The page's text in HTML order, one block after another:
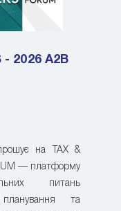
- 2026 A2B
на TAX &
— платформу
питань
планування та